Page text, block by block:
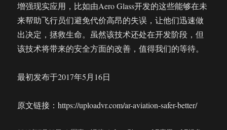
增强现实应用，比如由Aero Glass开发的这些能够在未
来帮助飞行员们避免代价高昂的失误，让他们迅速做
出决定，拯救生命。虽然该技术还处在开发阶段，但
该技术将带来的安全方面的改善，值得我们的等待。
最初发布于2017年5月16日
原文链接：https://uploadvr.com/ar-aviation-safer-better/